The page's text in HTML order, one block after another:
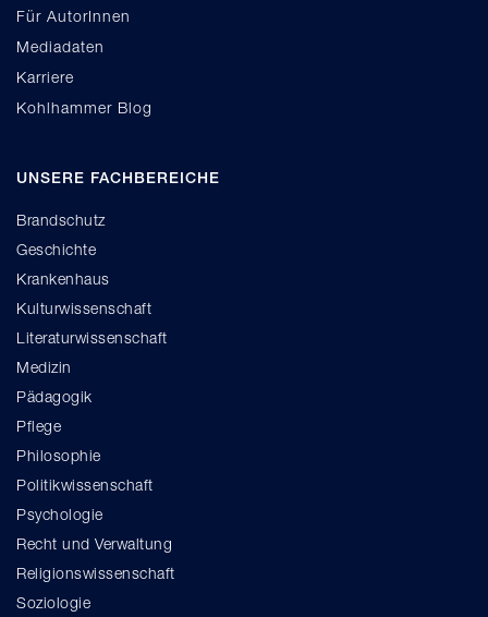
Für AutorInnen
Mediadaten
Karriere
Kohlhammer Blog
UNSERE FACHBEREICHE
Brandschutz
Geschichte
Krankenhaus
Kulturwissenschaft
Literaturwissenschaft
Medizin
Pädagogik
Pflege
Philosophie
Politikwissenschaft
Psychologie
Recht und Verwaltung
Religionswissenschaft
Soziologie